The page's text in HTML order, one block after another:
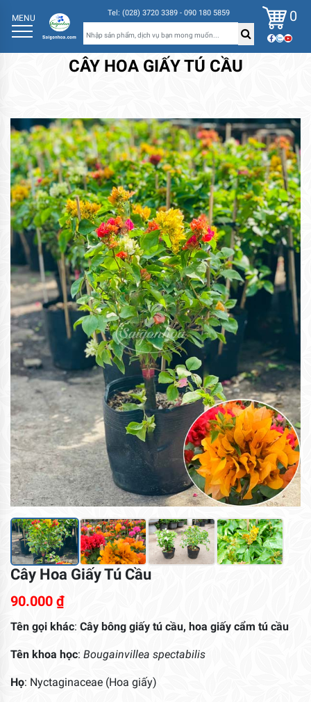
MENU Tel: (028) 3720 3389 - 090 180 5859 0
CÂY HOA GIẤY TÚ CẦU
Cây Hoa Giấy Tú Cầu
90.000 ₫
Tên gọi khác: Cây bông giấy tú cầu, hoa giấy cẩm tú cầu
Tên khoa học: Bougainvillea spectabilis
Họ: Nyctaginaceae (Hoa giấy)